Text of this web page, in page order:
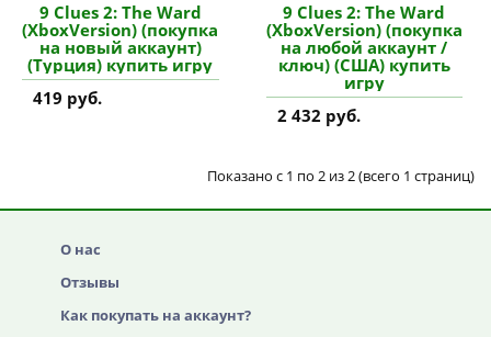
9 Clues 2: The Ward
(XboxVersion) (покупка
на новый аккаунт)
(Турция) купить игру
419 руб.
9 Clues 2: The Ward
(XboxVersion) (покупка
на любой аккаунт /
ключ) (США) купить
игру
2 432 руб.
Показано с 1 по 2 из 2 (всего 1 страниц)
О нас
Отзывы
Как покупать на аккаунт?